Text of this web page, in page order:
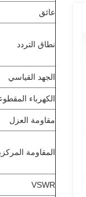
عائق
نطاق التردد
الجهد القياسي
الكهرباء
مقاومة العزل
المقاومة
VSWR